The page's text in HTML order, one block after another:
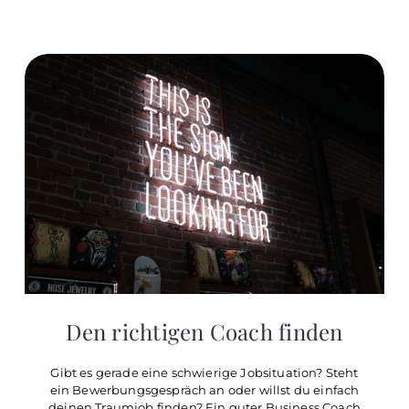
Den richtigen Coach finden
Gibt es gerade eine schwierige Jobsituation? Steht
ein Bewerbungsgespräch an oder willst du einfach